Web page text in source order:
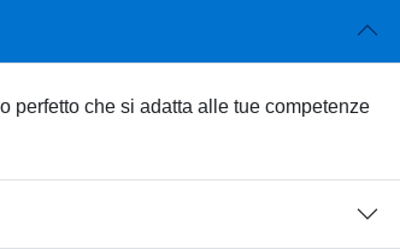
perfetto che si adatta alle tue competenze